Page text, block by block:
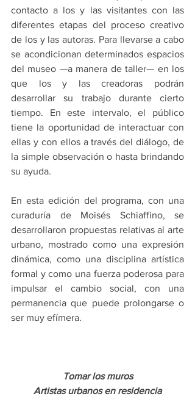
contacto a los y las visitantes con las
diferentes etapas del proceso creativo
de los y las autoras. Para llevarse a cabo
se acondicionan determinados espacios
del museo —a manera de taller— en los
que los y las creadoras podrán
desarrollar su trabajo durante cierto
tiempo. En este intervalo, el público
tiene la oportunidad de interactuar con
ellas y con ellos a través del diálogo, de
la simple observación o hasta brindando
su ayuda.
En esta edición del programa, con una
curaduría de Moisés Schiaffino, se
desarrollaron propuestas relativas al arte
urbano, mostrado como una expresión
dinámica, como una disciplina artística
formal y como una fuerza poderosa para
impulsar el cambio social, con una
permanencia que puede prolongarse o
ser muy efímera.
Tomar los muros
Artistas urbanos en residencia